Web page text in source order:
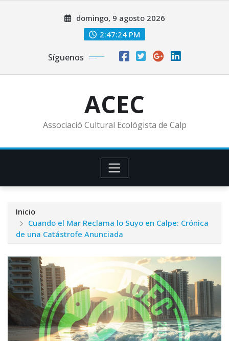
domingo, 9 agosto 2026
2:47:24 PM
Síguenos
ACEC
Associació Cultural Ecológista de Calp
Inicio
Cuando el Mar Reclama lo Suyo en Calpe: Crónica
de una Catástrofe Anunciada